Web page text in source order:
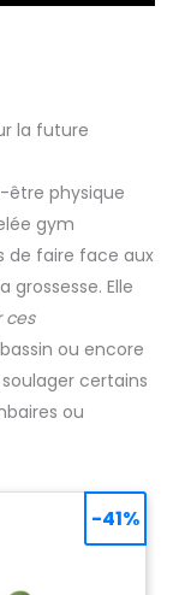
la future
être physique
gym
de faire face aux
Elle
ces
ou encore
certains
ou
-41%